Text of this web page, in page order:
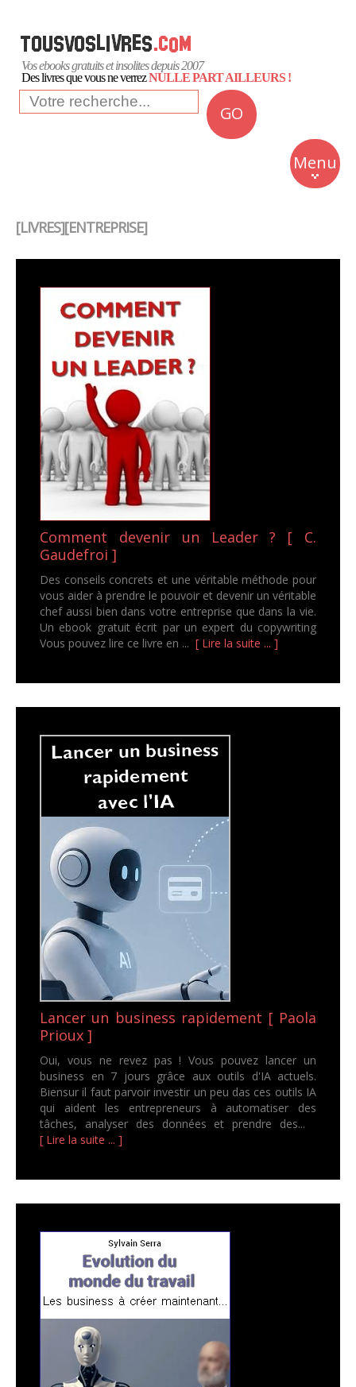
Vos ebooks gratuits et insolites depuis 2007
Des livres que vous ne verrezNULLE PART AILLEURS !
GO
Menu
Insolite
Business
[LIVRES][ENTREPRISE]
Comment devenir un Leader ? [ C.
Gaudefroi ]
Des conseils concrets et une véritable méthode pour
vous aider à prendre le pouvoir et devenir un véritable
chef aussi bien dans votre entreprise que dans la vie.
Un ebook gratuit écrit par un expert du copywriting
Vous pouvez lire ce livre en ... [ Lire la suite ... ]
Lancer un business rapidement [ Paola
Prioux ]
Oui, vous ne revez pas ! Vous pouvez lancer un
business en 7 jours grâce aux outils d'IA actuels.
Biensur il faut parvoir investir un peu das ces outils IA
qui aident les entrepreneurs à automatiser des
tâches, analyser des données et prendre des...
[ Lire la suite ... ]